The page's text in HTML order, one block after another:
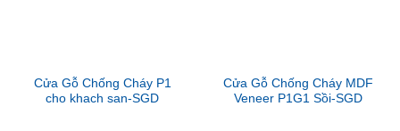
Cửa Gỗ Chống Cháy P1
cho khach san-SGD
Cửa Gỗ Chống Cháy MDF
Veneer P1G1 Sồi-SGD